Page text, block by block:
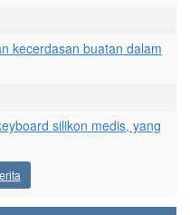
kecerdasan buatan dalam
silikon medis, yang